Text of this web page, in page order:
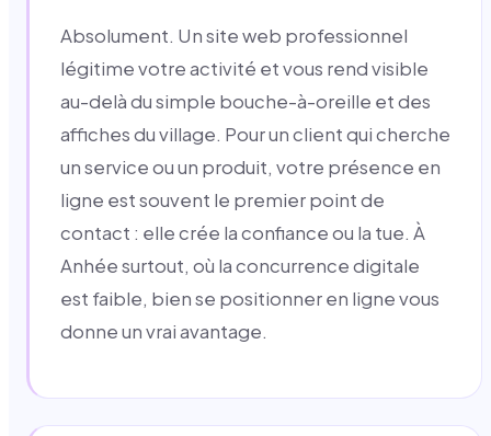
Absolument. Un site web professionnel
légitime votre activité et vous rend visible
au-delà du simple bouche-à-oreille et des
affiches du village. Pour un client qui cherche
un service ou un produit, votre présence en
ligne est souvent le premier point de
contact : elle crée la confiance ou la tue. À
Anhée surtout, où la concurrence digitale
est faible, bien se positionner en ligne vous
donne un vrai avantage.